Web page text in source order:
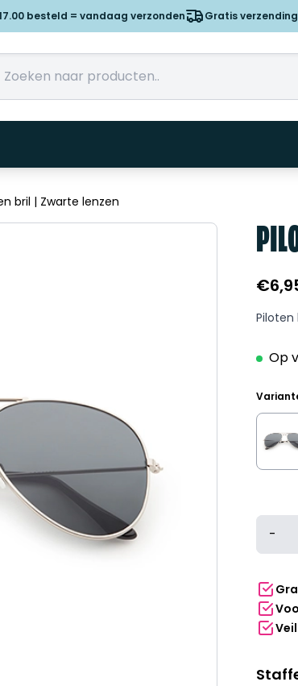
besteld = vandaag verzonden Gratis
bril | Zwarte lenzen
€
Piloten
Op
Piloten
lenzen
aantal
-